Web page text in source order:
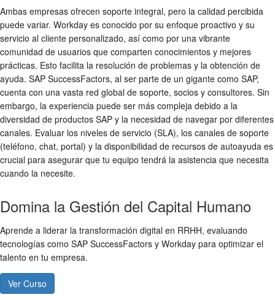
Ambas empresas ofrecen soporte integral, pero la calidad percibida
puede variar. Workday es conocido por su enfoque proactivo y su
servicio al cliente personalizado, así como por una vibrante
comunidad de usuarios que comparten conocimientos y mejores
prácticas. Esto facilita la resolución de problemas y la obtención de
ayuda. SAP SuccessFactors, al ser parte de un gigante como SAP,
cuenta con una vasta red global de soporte, socios y consultores. Sin
embargo, la experiencia puede ser más compleja debido a la
diversidad de productos SAP y la necesidad de navegar por diferentes
canales. Evaluar los niveles de servicio (SLA), los canales de soporte
(teléfono, chat, portal) y la disponibilidad de recursos de autoayuda es
crucial para asegurar que tu equipo tendrá la asistencia que necesita
cuando la necesite.
Domina la Gestión del Capital Humano
Aprende a liderar la transformación digital en RRHH, evaluando
tecnologías como SAP SuccessFactors y Workday para optimizar el
talento en tu empresa.
Ver Curso